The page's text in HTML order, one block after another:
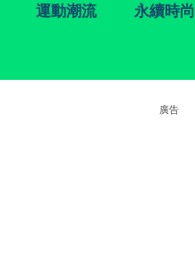
運動潮流 永續時尚
廣告